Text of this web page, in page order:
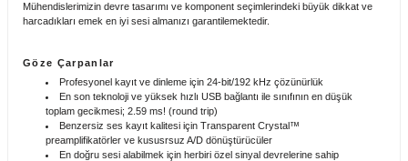
Stokta Yok
Pioneer DJ HDJ-X5BT Bluetooth Kulaklık
Mühendislerimizin devre tasarımı ve komponent seçimlerindeki büyük dikkat ve
harcadıkları emek en iyi sesi almanızı garantilemektedir.
Göze Çarpanlar
Profesyonel kayıt ve dinleme için 24-bit/192 kHz çözünürlük
En son teknoloji ve yüksek hızlı USB bağlantı ile sınıfının en düşük
toplam gecikmesi; 2.59 ms! (round trip)
Benzersiz ses kayıt kalitesi için Transparent Crystal™
preamplifikatörler ve kususrsuz A/D dönüştürücüler
En doğru sesi alabilmek için herbiri özel sinyal devrelerine sahip